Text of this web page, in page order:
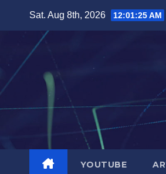
Sat. Aug 8th, 2026 12:01:26 AM
YOUTUBE